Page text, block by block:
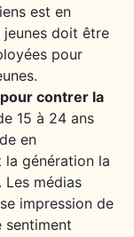
est en
doit être
pour
contrer la
15 à 24 ans
en
la génération la
Les médias
impression de
sentiment